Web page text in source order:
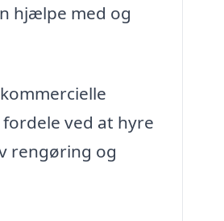
hjælpe med og
ved at hyre
rengøring og